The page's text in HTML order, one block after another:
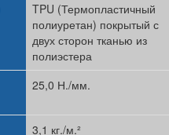
TPU (Термопластичный
полиуретан) покрытый с
двух сторон тканью из
полиэстера
25,0 Н./мм.
3,1 кг./м.²